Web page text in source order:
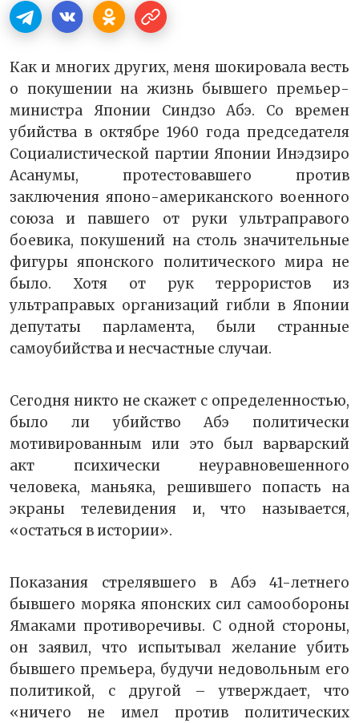
Как и многих других, меня шокировала весть
о покушении на жизнь бывшего премьер-
министра Японии Синдзо Абэ. Со времен
убийства в октябре 1960 года председателя
Социалистической партии Японии Инэдзиро
Асанумы, протестовавшего против
заключения японо-американского военного
союза и павшего от руки ультраправого
боевика, покушений на столь значительные
фигуры японского политического мира не
было. Хотя от рук террористов из
ультраправых организаций гибли в Японии
депутаты парламента, были странные
самоубийства и несчастные случаи.
Сегодня никто не скажет с определенностью,
было ли убийство Абэ политически
мотивированным или это был варварский
акт психически неуравновешенного
человека, маньяка, решившего попасть на
экраны телевидения и, что называется,
«остаться в истории».
Показания стрелявшего в Абэ 41-летнего
бывшего моряка японских сил самообороны
Ямаками противоречивы. С одной стороны,
он заявил, что испытывал желание убить
бывшего премьера, будучи недовольным его
политикой, с другой – утверждает, что
«ничего не имел против политических